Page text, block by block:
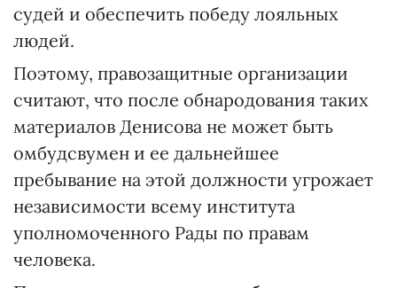
судей и обеспечить победу лояльных
людей.
Поэтому, правозащитные организации
считают, что после обнародования таких
материалов Денисова не может быть
омбудсвумен и ее дальнейшее
пребывание на этой должности угрожает
независимости всему института
уполномоченного Рады по правам
человека.